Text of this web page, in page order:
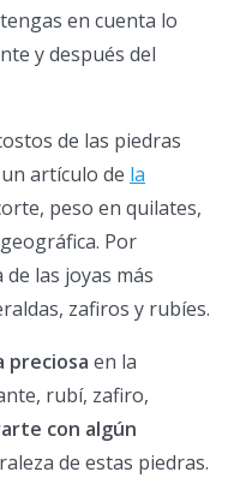
en cuenta lo
y después del
de las piedras
artículo de la
peso en quilates,
Por
las joyas más
zafiros y rubíes.
preciosa en la
rubí, zafiro,
con algún
de estas piedras.